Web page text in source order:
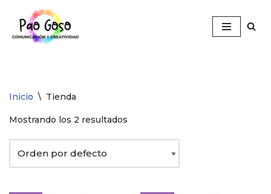
Saltar
Inicio \ Tienda
Mostrando los 2 resultados